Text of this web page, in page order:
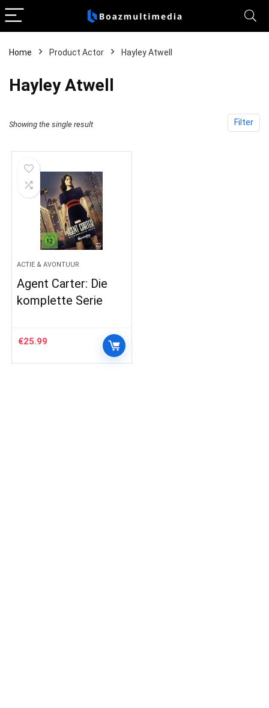
Home Product Actor Hayley Atwell
Hayley Atwell
Filter
Showing the single result
ACTIE & AVONTUUR
Agent Carter: Die
komplette Serie
€25.99